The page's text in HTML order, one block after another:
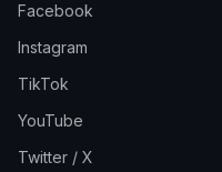
Facebook
Instagram
TikTok
YouTube
Twitter / X